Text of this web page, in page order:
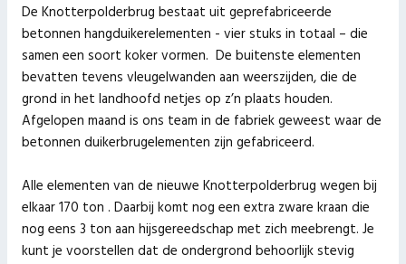
De Knotterpolderbrug bestaat uit geprefabriceerde
betonnen hangduikerelementen - vier stuks in totaal – die
samen een soort koker vormen. De buitenste elementen
bevatten tevens vleugelwanden aan weerszijden, die de
grond in het landhoofd netjes op z’n plaats houden.
Afgelopen maand is ons team in de fabriek geweest waar de
betonnen duikerbrugelementen zijn gefabriceerd.
Alle elementen van de nieuwe Knotterpolderbrug wegen bij
elkaar 170 ton . Daarbij komt nog een extra zware kraan die
nog eens 3 ton aan hijsgereedschap met zich meebrengt. Je
kunt je voorstellen dat de ondergrond behoorlijk stevig